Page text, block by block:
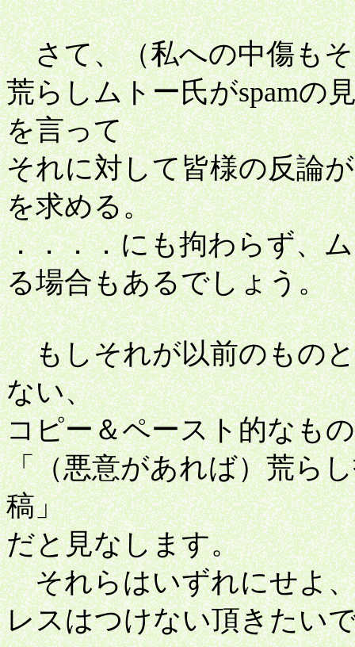
さて、（私への中傷もそ
荒らしムトー氏がspamの
を言って
それに対して皆様の反論
を求める。
．．．．にも拘わらず、
る場合もあるでしょう。
もしそれが以前のものと
ない、
コピー＆ペースト的なも
「（悪意があれば）荒ら
稿」
だと見なします。
それらはいずれにせよ、
レスはつけない頂きたい